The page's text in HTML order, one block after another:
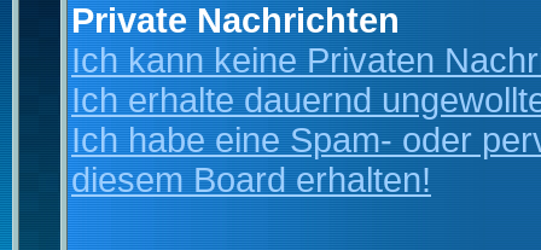
Private Nachrichten
Ich kann keine Privaten
Ich erhalte dauernd
Ich habe eine Spam- oder
diesem Board erhalten!